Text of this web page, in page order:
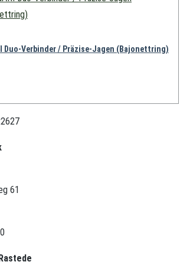
Duo-Verbinder / Präzise-Jagen (Bajonettring)
61